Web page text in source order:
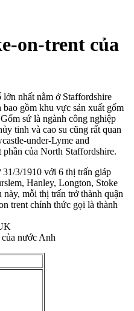
on-trent của
lớn nhất nằm ở Staffordshire
gồm khu vực sản xuất gốm
sứ là ngành công nghiệp
tinh và cao su cũng rất quan
under-Lyme and
của North Staffordshire.
3/1910 với 6 thị trấn giáp
Hanley, Longton, Stoke
mỗi thị trấn trở thành quận
trent chính thức gọi là thành